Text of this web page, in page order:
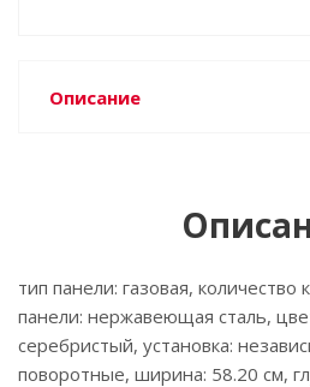
Описание
тип панели: газовая,
панели: нержавеющая сталь,
серебристый, установка:
поворотные, ширина: 58.20 см,